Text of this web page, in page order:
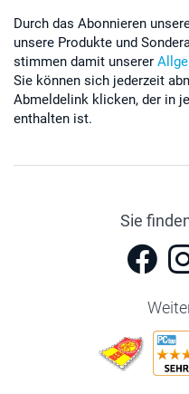
Durch das Abonnieren
unsere Produkte und
stimmen damit unserer
Sie können sich jederzeit
Abmeldelink klicken, der in
enthalten ist.
Sie